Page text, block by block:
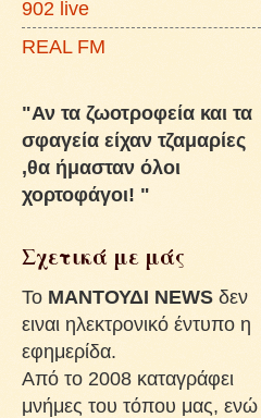
902 live
REAL FM
"Αν τα ζωοτροφεία και τα
σφαγεία είχαν τζαμαρίες
,θα ήμασταν όλοι
χορτοφάγοι! "
Σχετικά με μάς
To ΜΑΝΤΟΥΔΙ NEWS δεν
ειναι ηλεκτρονικό έντυπο η
εφημερίδα.
Από το 2008 καταγράφει
μνήμες του τόπου μας, ενώ